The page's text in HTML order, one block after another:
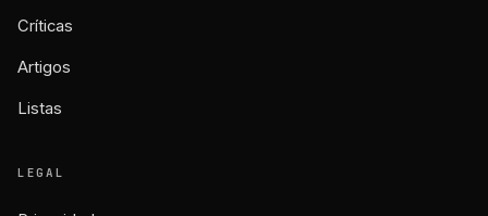
Críticas
Artigos
Listas
LEGAL